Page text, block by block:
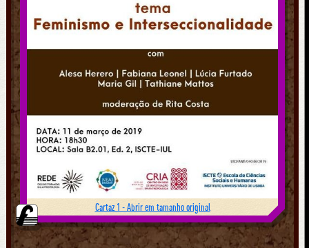
Cartaz 1 - Abrir em tamanho original